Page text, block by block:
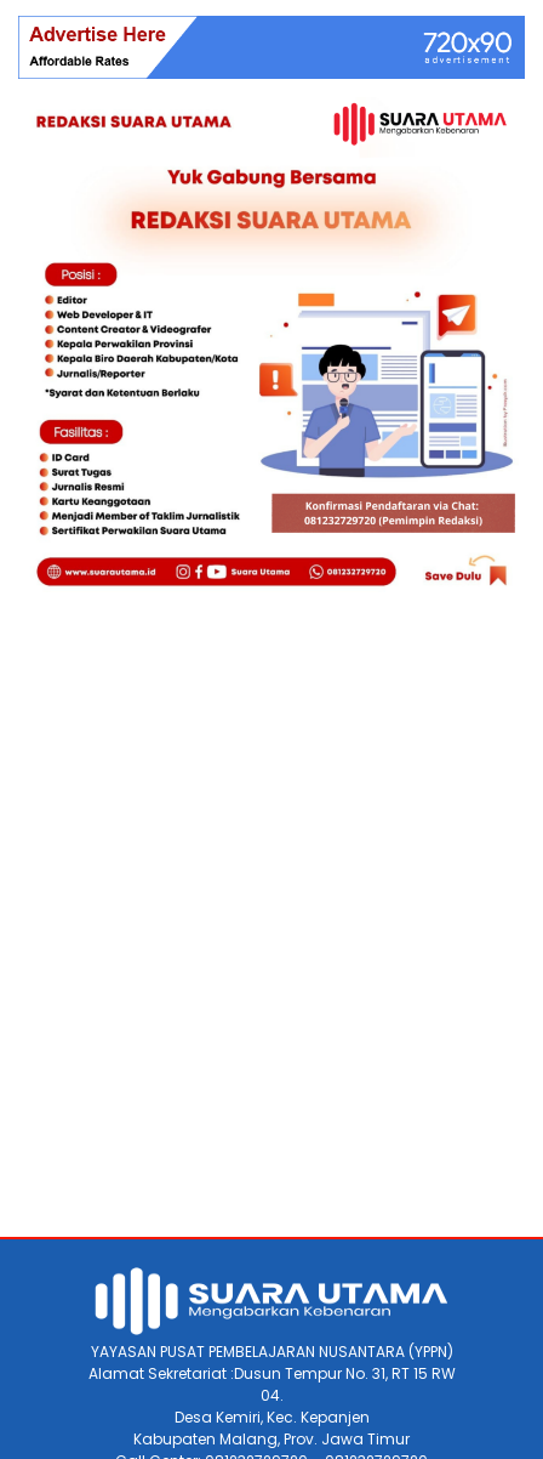
YAYASAN PUSAT PEMBELAJARAN NUSANTARA (YPPN)
Alamat Sekretariat :Dusun Tempur No. 31, RT 15 RW
04.
Desa Kemiri, Kec. Kepanjen
Kabupaten Malang, Prov. Jawa Timur